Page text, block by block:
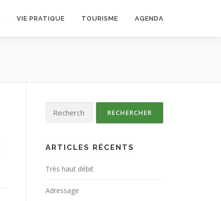
VIE PRATIQUE TOURISME AGENDA
ARTICLES RÉCENTS
Très haut débit
Adressage